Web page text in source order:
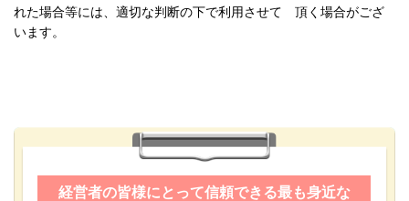
れた場合等には、適切な判断の下で利用させて 頂く場合がござ
います。
経営者の皆様にとって信頼できる最も身近な